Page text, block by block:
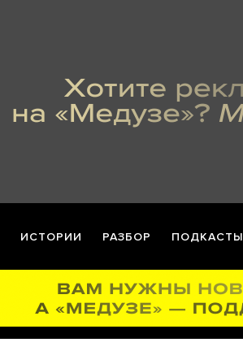
ИСТОРИИ РАЗБОР ПОДКАСТЫ